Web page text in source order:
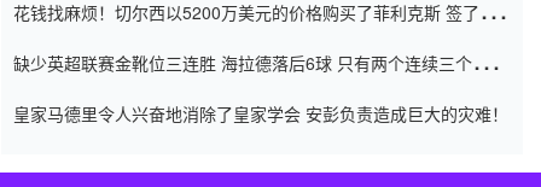
花钱找麻烦！切尔西以5200万美元的价格购买了菲利克斯 签了7年
缺少英超联赛金靴位三连胜 海拉德落后6球 只有两个连续三个连续
皇家马德里令人兴奋地消除了皇家学会 安彭负责造成巨大的灾难！